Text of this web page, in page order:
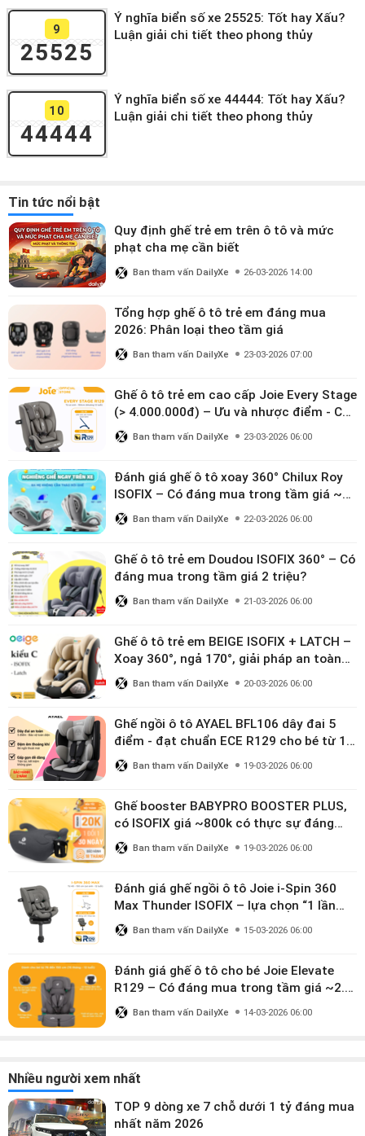
9
25525
Ý nghĩa biển số xe 25525: Tốt hay Xấu?
Luận giải chi tiết theo phong thủy
10
44444
Ý nghĩa biển số xe 44444: Tốt hay Xấu?
Luận giải chi tiết theo phong thủy
Tin tức nổi bật
Quy định ghế trẻ em trên ô tô và mức
phạt cha mẹ cần biết
Ban tham vấn DailyXe 26-03-2026 14:00
Tổng hợp ghế ô tô trẻ em đáng mua
2026: Phân loại theo tầm giá
Ban tham vấn DailyXe 23-03-2026 07:00
Ghế ô tô trẻ em cao cấp Joie Every Stage
(> 4.000.000đ) – Ưu và nhược điểm - Có
đáng đầu tư cho bé từ 0–12 tuổi?
Ban tham vấn DailyXe 23-03-2026 06:00
Đánh giá ghế ô tô xoay 360° Chilux Roy
ISOFIX – Có đáng mua trong tầm giá ~3
triệu
Ban tham vấn DailyXe 22-03-2026 06:00
Ghế ô tô trẻ em Doudou ISOFIX 360° – Có
đáng mua trong tầm giá 2 triệu?
Ban tham vấn DailyXe 21-03-2026 06:00
Ghế ô tô trẻ em BEIGE ISOFIX + LATCH –
Xoay 360°, ngả 170°, giải pháp an toàn
linh hoạt cho bé 0–10 tuổi
Ban tham vấn DailyXe 20-03-2026 06:00
Ghế ngồi ô tô AYAEL BFL106 dây đai 5
điểm - đạt chuẩn ECE R129 cho bé từ 1–
10 tuổi
Ban tham vấn DailyXe 19-03-2026 06:00
Ghế booster BABYPRO BOOSTER PLUS,
có ISOFIX giá ~800k có thực sự đáng
mua?
Ban tham vấn DailyXe 19-03-2026 06:00
Đánh giá ghế ngồi ô tô Joie i-Spin 360
Max Thunder ISOFIX – lựa chọn “1 lần
dùng đến 12 năm” có đáng giá gần 9
triệu?
Ban tham vấn DailyXe 15-03-2026 06:00
Đánh giá ghế ô tô cho bé Joie Elevate
R129 – Có đáng mua trong tầm giá ~2.8
triệu?
Ban tham vấn DailyXe 14-03-2026 06:00
Nhiều người xem nhất
TOP 9 dòng xe 7 chỗ dưới 1 tỷ đáng mua
nhất năm 2026